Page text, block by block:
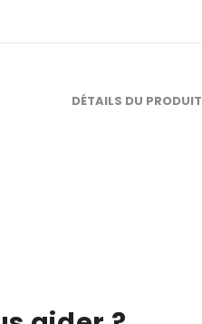
DÉTAILS DU PRODUIT